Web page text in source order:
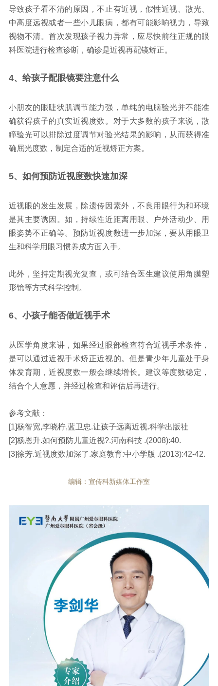
导致孩子看不清的原因，不止有近视，假性近视、散光、
中高度远视或者一些小儿眼病，都有可能影响视力，导致
视物不清。首次发现孩子视力异常，应尽快前往正规的眼
科医院进行检查诊断，确诊是近视再配镜矫正。
4、给孩子配眼镜要注意什么
小朋友的眼睫状肌调节能力强，单纯的电脑验光并不能准
确获得孩子的真实近视度数。对于大多数的孩子来说，散
瞳验光可以排除过度调节对验光结果的影响，从而获得准
确屈光度数，制定合适的近视矫正方案。
5、如何预防近视度数快速加深
近视眼的发生发展，除遗传因素外，不良用眼行为和环境
是其主要诱因。如，持续性近距离用眼、户外活动少、用
眼姿势不正确等。预防近视度数进一步加深，要从用眼卫
生和科学用眼习惯养成方面入手。
此外，坚持定期视光复查，或可结合医生建议使用角膜塑
形镜等方式科学控制。
6、小孩子能否做近视手术
从医学角度来讲，如果经过眼部检查符合近视手术条件，
是可以通过近视手术矫正近视的。但是青少年儿童处于身
体发育期，近视度数一般会继续增长。建议等度数稳定，
结合个人意愿，并经过检查和评估后再进行。
参考文献：
[1]杨智宽,李晓柠,蓝卫忠.让孩子远离近视.科学出版社
[2]杨恩升.如何预防儿童近视?.河南科技 .(2008):40.
[3]徐芳.近视度数加深了.家庭教育:中小学版 .(2013):42-42.
编辑：宣传科新媒体工作室